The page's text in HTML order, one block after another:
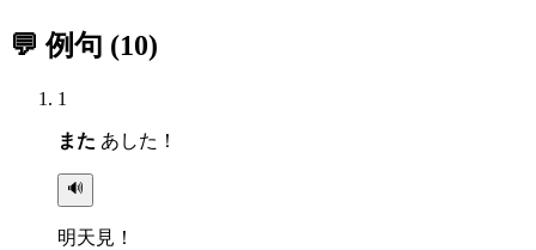
💬 例句 (10)
1
また あした！
🔊
明天見！